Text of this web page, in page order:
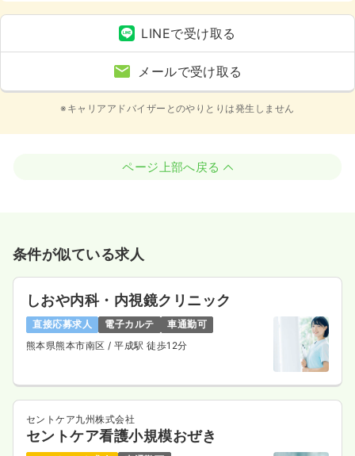
LINEで受け取る
メールで受け取る
※キャリアアドバイザーとのやりとりは発生しません
ページ上部へ戻る
条件が似ている求人
しおや内科・内視鏡クリニック
直接応募求人 電子カルテ
車通勤可
熊本県熊本市南区 / 平成駅 徒歩12分
セントケア九州株式会社
セントケア看護小規模おぜき